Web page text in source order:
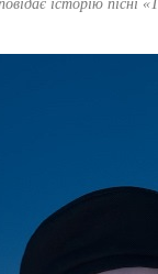
історію пісні